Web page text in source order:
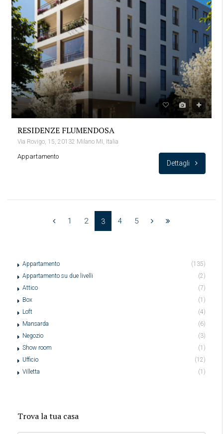
RESIDENZE FLUMENDOSA
Via Rovigo, 15, 20132 Milano MI, Italia
Appartamento
Dettagli
1 2 3 4 5
Appartamento
(135)
Appartamento su due livelli
(2)
Attico
(7)
Box
(1)
Loft
(4)
Mansarda
(6)
Negozio
(3)
Show room
(1)
Ufficio
(12)
Villetta
(1)
Trova la tua casa